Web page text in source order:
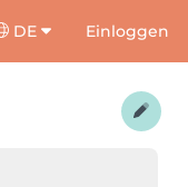
DE Einloggen